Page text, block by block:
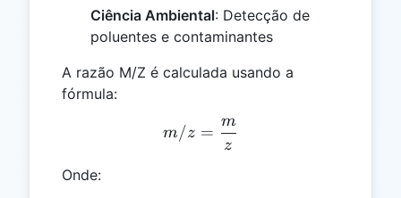
Ciência Ambiental: Detecção de
poluentes e contaminantes
A razão M/Z é calculada usando a
fórmula:
m/z = \frac{m}{z}
m/z =
z
m
Onde: